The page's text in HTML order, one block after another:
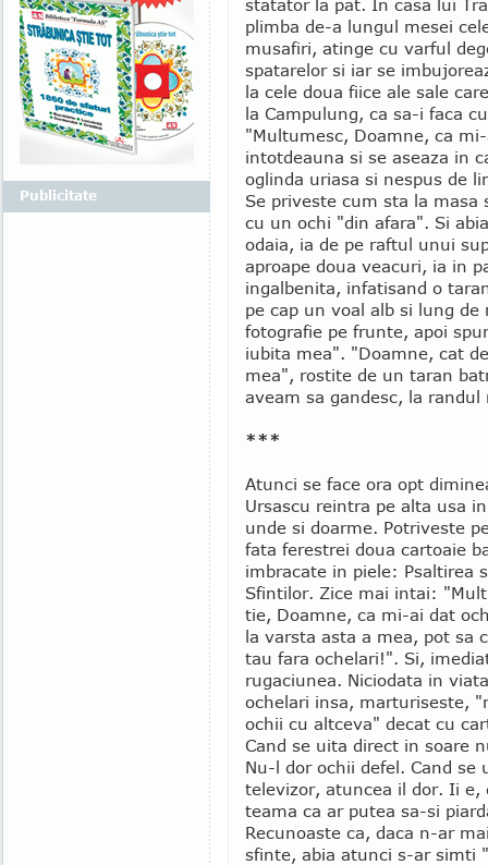
statator la pat. In casa lui
plimba de-a lungul mesei
musafiri, atinge cu varful
spatarelor si iar se
la cele doua fiice ale sale
la Campulung, ca sa-i faca
"Multumesc, Doamne, ca
intotdeauna si se aseaza in
oglinda uriasa si nespus de
Se priveste cum sta la masa
cu un ochi "din afara". Si
odaia, ia de pe raftul unui
aproape doua veacuri, ia in
ingalbenita, infatisand o
pe cap un voal alb si lung
fotografie pe frunte, apoi
iubita mea". "Doamne, cat
mea", rostite de un taran
aveam sa gandesc, la
***
Atunci se face ora opt
Ursascu reintra pe alta usa
unde si doarme. Potriveste
fata ferestrei doua cartoaie
imbracate in piele: Psaltirea
Sfintilor. Zice mai intai:
tie, Doamne, ca mi-ai dat
la varsta asta a mea, pot sa
tau fara ochelari!". Si,
rugaciunea. Niciodata in
ochelari insa, marturiseste,
ochii cu altceva" decat cu
Cand se uita direct in soare
Nu-l dor ochii defel. Cand se
televizor, atuncea il dor. Ii e,
teama ca ar putea sa-si
Recunoaste ca, daca n-ar
sfinte, abia atunci s-ar simti
Publicitate